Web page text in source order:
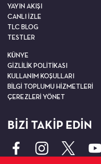
YAYIN AKIŞI
CANLI İZLE
TLC BLOG
TESTLER
KÜNYE
GİZLİLİK POLİTİKASI
KULLANIM KOŞULLARI
BİLGİ TOPLUMU HİZMETLERİ
ÇEREZLERİ YÖNET
BİZİ TAKİP EDİN